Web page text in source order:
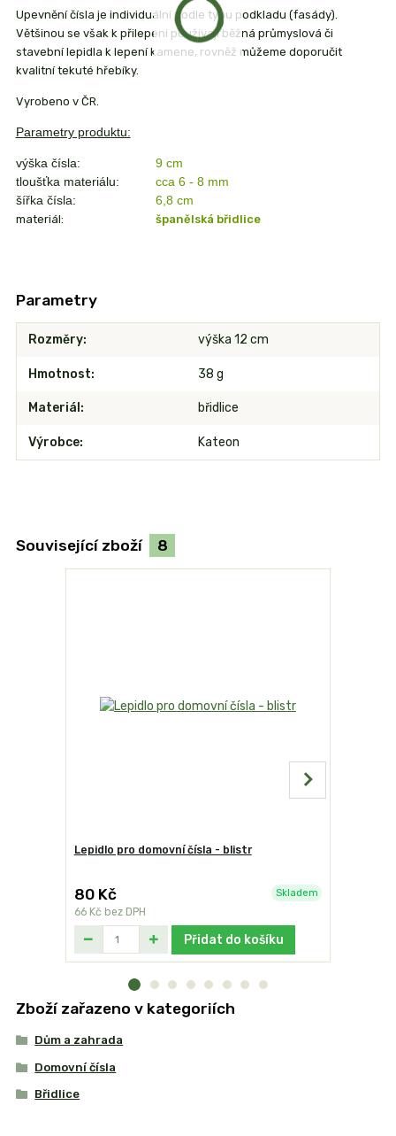
Upevnění čísla je individuální podle typu podkladu (fasády).
Většinou se však k přilepení používají běžná průmyslová či
stavební lepidla k lepení kamene, rovněž můžeme doporučit
kvalitní tekuté hřebíky.
Vyrobeno v ČR.
Parametry produktu:
výška čísla:
9 cm
tloušťka materiálu:
cca 6 - 8 mm
šířka čísla:
6,8 cm
materiál: španělská břidlice
Parametry
Rozměry výška 12 cm
Hmotnost 38 g
Materiál břidlice
Výrobce Kateon
Související zboží 8
Lepidlo pro domovní čísla - blistr
80 Kč
66 Kč bez DPH
Skladem
Přidat do košíku
Zboží zařazeno v kategoriích
Dům a zahrada
Domovní čísla
Břidlice